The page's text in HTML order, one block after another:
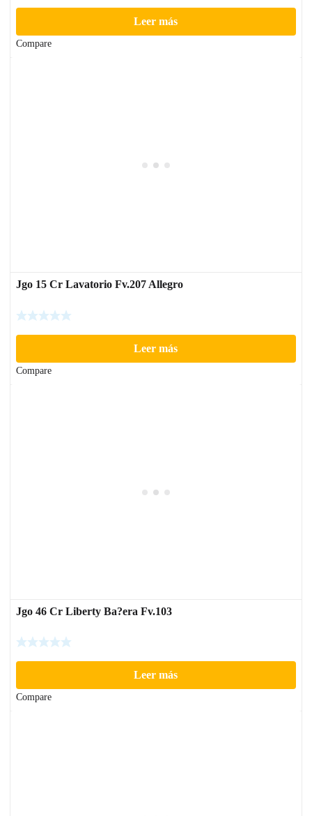
Leer más
Compare
Jgo 15 Cr Lavatorio Fv.207 Allegro
Leer más
Compare
Jgo 46 Cr Liberty Ba?era Fv.103
Leer más
Compare